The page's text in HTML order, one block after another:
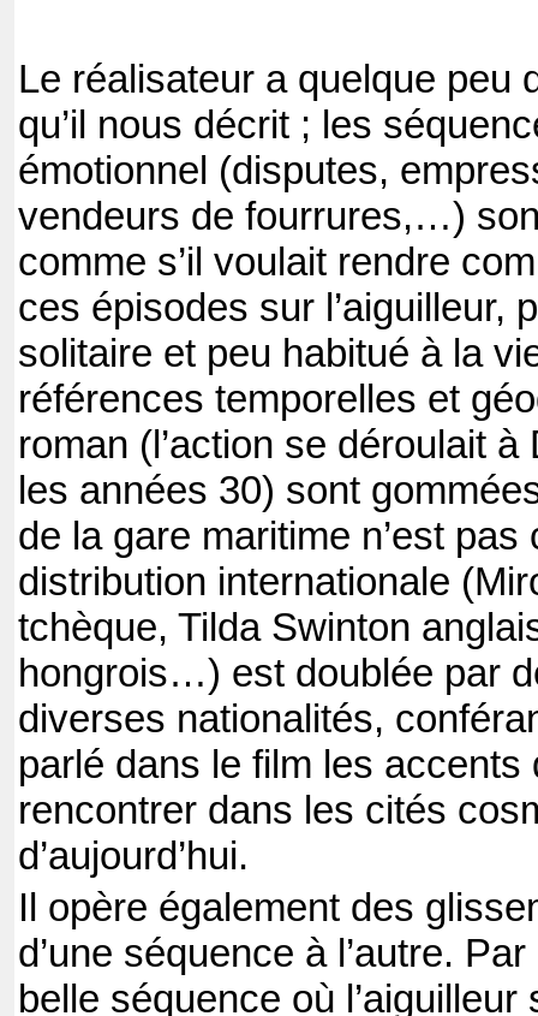
Le réalisateur a quelque peu
qu’il nous décrit ; les
émotionnel (disputes,
vendeurs de fourrures,…)
comme s’il voulait rendre
ces épisodes sur l’aiguilleur,
solitaire et peu habitué à la
références temporelles et
roman (l’action se déroulait
les années 30) sont
de la gare maritime n’est pas
distribution internationale
tchèque, Tilda Swinton
hongrois…) est doublée par
diverses nationalités,
parlé dans le film les accents
rencontrer dans les cités
d’aujourd’hui.
Il opère également des
d’une séquence à l’autre.
belle séquence où